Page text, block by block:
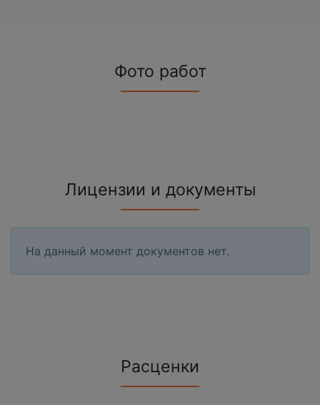
Фото работ
Лицензии и документы
На данный момент документов нет.
Расценки